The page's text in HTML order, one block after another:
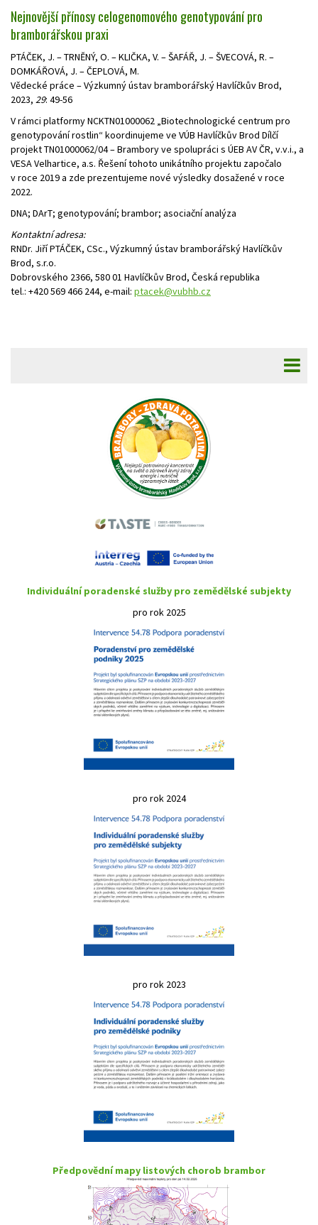
Nejnovější přínosy celogenomového genotypování pro
bramborářskou praxi
PTÁČEK, J. – TRNĚNÝ, O. – KLIČKA, V. – ŠAFÁŘ, J. – ŠVECOVÁ, R. –
DOMKÁŘOVÁ, J. – ČEPLOVÁ, M.
Vědecké práce – Výzkumný ústav bramborářský Havlíčkův Brod,
2023, 29: 49-56
V rámci platformy NCKTN01000062 „Biotechnologické centrum pro
genotypování rostlin“ koordinujeme ve VÚB Havlíčkův Brod Dílčí
projekt TN01000062/04 – Brambory ve spolupráci s ÚEB AV ČR, v.v.i., a
VESA Velhartice, a.s. Řešení tohoto unikátního projektu započalo
v roce 2019 a zde prezentujeme nové výsledky dosažené v roce
2022.
DNA; DArT; genotypování; brambor; asociační analýza
Kontaktní adresa:
RNDr. Jiří PTÁČEK, CSc., Výzkumný ústav bramborářský Havlíčkův
Brod, s.r.o.
Dobrovského 2366, 580 01 Havlíčkův Brod, Česká republika
tel.: +420 569 466 244, e-mail: ptacek@vubhb.cz
Individuální poradenské služby pro zemědělské subjekty
pro rok 2025
pro rok 2024
pro rok 2023
Předpovědní mapy listových chorob brambor